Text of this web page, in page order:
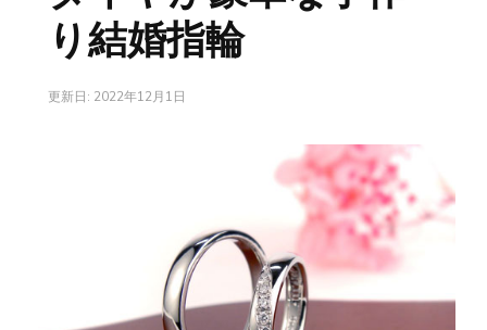
り結婚指輪
更新日: 2022年12月1日